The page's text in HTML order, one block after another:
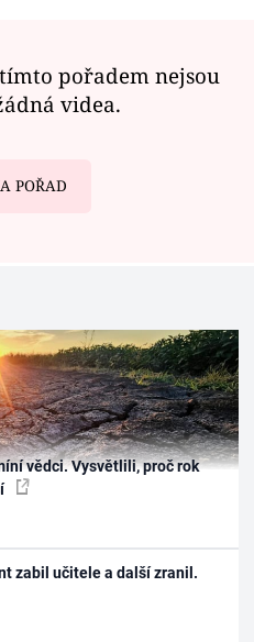
pořadem nejsou
videa.
POŘAD
vědci. Vysvětlili, proč rok
zabil učitele a další zranil.